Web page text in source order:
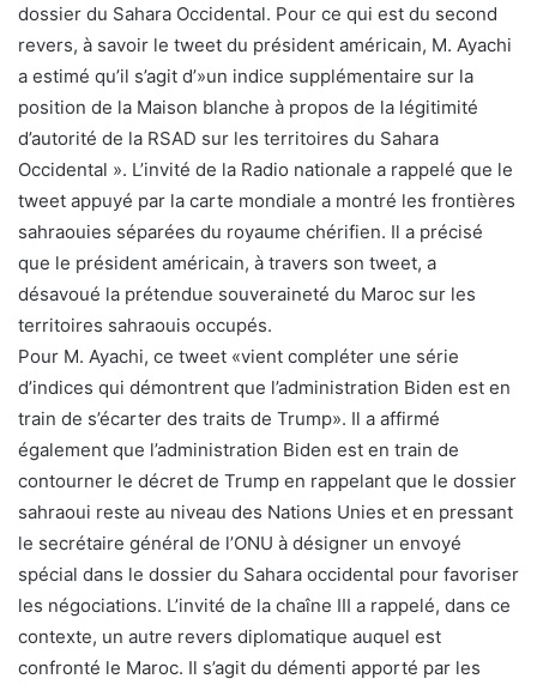
dossier du Sahara Occidental. Pour ce qui est du second
revers, à savoir le tweet du président américain, M. Ayachi
a estimé qu’il s’agit d’»un indice supplémentaire sur la
position de la Maison blanche à propos de la légitimité
d’autorité de la RSAD sur les territoires du Sahara
Occidental ». L’invité de la Radio nationale a rappelé que le
tweet appuyé par la carte mondiale a montré les frontières
sahraouies séparées du royaume chérifien. Il a précisé
que le président américain, à travers son tweet, a
désavoué la prétendue souveraineté du Maroc sur les
territoires sahraouis occupés.
Pour M. Ayachi, ce tweet «vient compléter une série
d’indices qui démontrent que l’administration Biden est en
train de s’écarter des traits de Trump». Il a affirmé
également que l’administration Biden est en train de
contourner le décret de Trump en rappelant que le dossier
sahraoui reste au niveau des Nations Unies et en pressant
le secrétaire général de l’ONU à désigner un envoyé
spécial dans le dossier du Sahara occidental pour favoriser
les négociations. L’invité de la chaîne III a rappelé, dans ce
contexte, un autre revers diplomatique auquel est
confronté le Maroc. Il s’agit du démenti apporté par les